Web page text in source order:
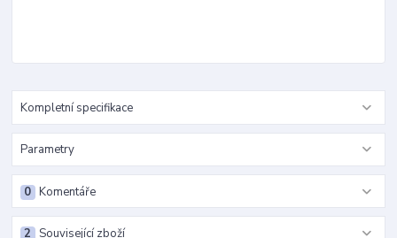
Kompletní specifikace
Parametry
Komentáře
0
Související zboží
2